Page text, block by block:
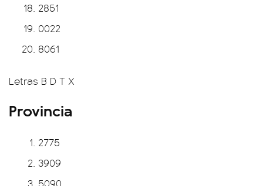
2851
0022
8061
Letras B D T X
Provincia
2775
3909
5090